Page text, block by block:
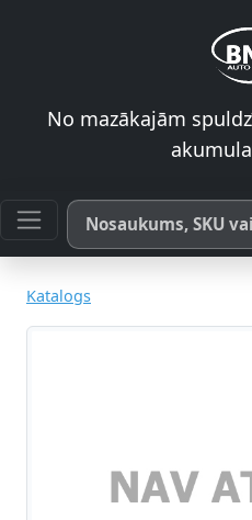
No mazākajām
Meklēt pēc produkta
Katalogs